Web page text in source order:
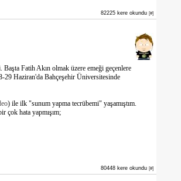
82225 kere okundu [#]
Başta Fatih Akın olmak üzere emeği geçenlere
29 Haziran'da Bahçeşehir Üniversitesinde
) ile ilk "sunum yapma tecrübemi" yaşamıştım.
çok hata yapmışım;
80448 kere okundu [#]